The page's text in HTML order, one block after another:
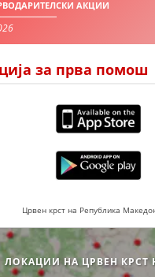
ПРИРАЧНИЦИ
СТРАТЕГИИ
ИНФОРМАТИВНИ
БРОШУРИ
ПОСТЕРИ
АКЦИИ
за прва помош
Црвен крст на Република
ЛОКАЦИИ НА ЦРВЕН КРСТ